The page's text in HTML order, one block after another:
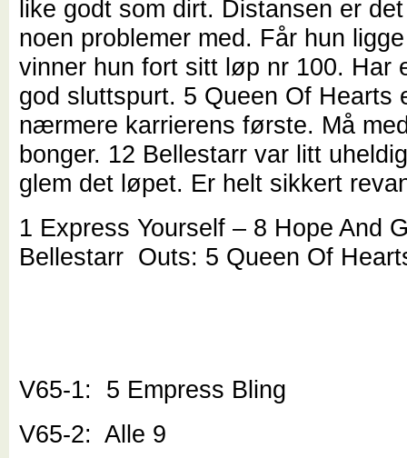
like godt som dirt. Distansen er
noen problemer med. Får hun
vinner hun fort sitt løp nr 100. Har
god sluttspurt. 5 Queen Of Hearts
nærmere karrierens første. Må
bonger. 12 Bellestarr var litt
glem det løpet. Er helt sikkert
1 Express Yourself – 8 Hope And
Bellestarr Outs: 5 Queen Of
V65-1: 5 Empress Bling
V65-2: Alle 9